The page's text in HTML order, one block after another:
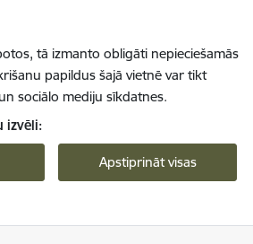
tā izmanto obligāti nepieciešamās
papildus šajā vietnē var tikt
sociālo mediju sīkdatnes.
izvēli:
Apstiprināt visas